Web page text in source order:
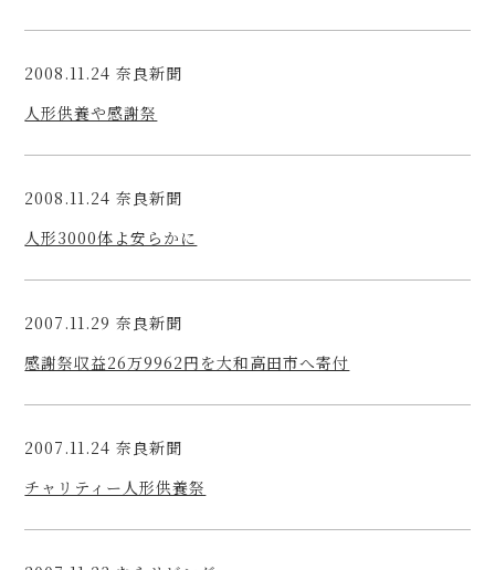
2008.11.24 奈良新聞
人形供養や感謝祭
2008.11.24 奈良新聞
人形3000体よ安らかに
2007.11.29 奈良新聞
感謝祭収益26万9962円を大和高田市へ寄付
2007.11.24 奈良新聞
チャリティー人形供養祭